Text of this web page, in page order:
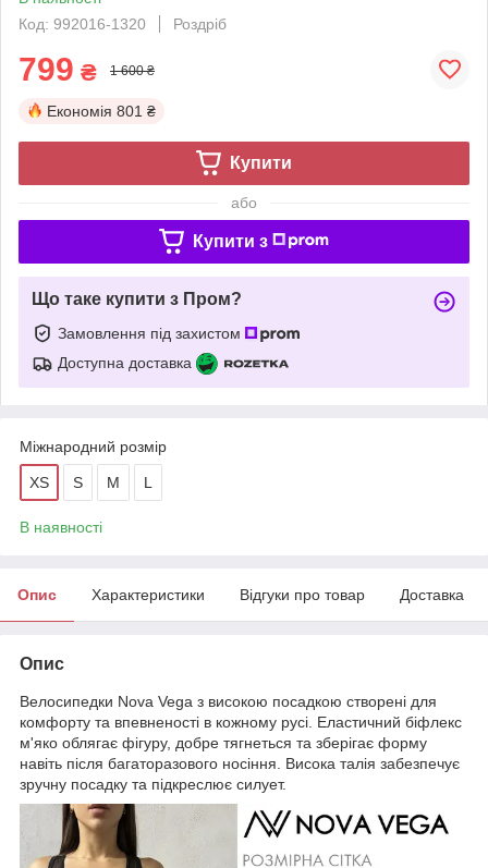
Код: 992016-1320
Роздріб
799 ₴ 1 600 ₴
Економія 801 ₴
Купити
або
Купити з
Що таке купити з Пром?
Замовлення під захистом
Доступна доставка
Міжнародний розмір
XS S M L
В наявності
Опис Характеристики Відгуки про товар Доставка
Опис
Велосипедки Nova Vega з високою посадкою створені для
комфорту та впевненості в кожному русі. Еластичний біфлекс
м'яко облягає фігуру, добре тягнеться та зберігає форму
навіть після багаторазового носіння. Висока талія забезпечує
зручну посадку та підкреслює силует.